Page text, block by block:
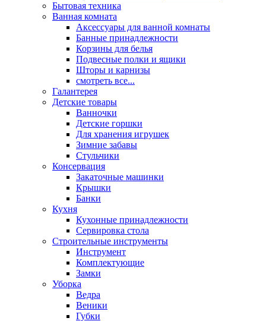
Бытовая техника
Ванная комната
Аксессуары для ванной комнаты
Банные принадлежности
Корзины для белья
Подвесные полки и ящики
Шторы и карнизы
смотреть все...
Галантерея
Детские товары
Ванночки
Детские горшки
Для хранения игрушек
Зимние забавы
Стульчики
Консервация
Закаточные машинки
Крышки
Банки
Кухня
Кухонные принадлежности
Сервировка стола
Строительные инструменты
Инструмент
Комплектующие
Замки
Уборка
Ведра
Веники
Губки